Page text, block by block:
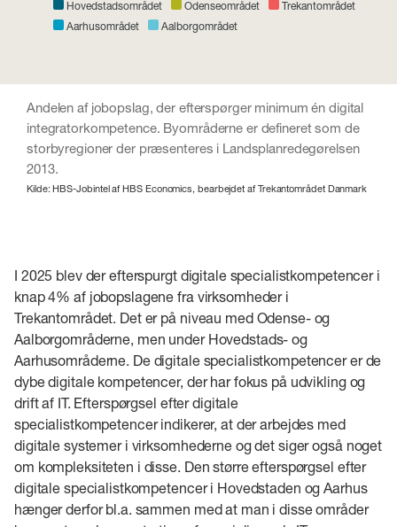
Hovedstadsområdet Odenseområdet
Trekantområdet
Aarhusområdet
Aalborgområdet
Andelen af jobopslag, der efterspørger minimum én digital
integratorkompetence. Byområderne er defineret som de
storbyregioner der præsenteres i Landsplanredegørelsen
2013.
Kilde: HBS-Jobintel af HBS Economics, bearbejdet af Trekantområdet Danmark
I 2025 blev der efterspurgt digitale specialistkompetencer i
knap 4% af jobopslagene fra virksomheder i
Trekantområdet. Det er på niveau med Odense- og
Aalborgområderne, men under Hovedstads- og
Aarhusområderne. De digitale specialistkompetencer er de
dybe digitale kompetencer, der har fokus på udvikling og
drift af IT. Efterspørgsel efter digitale
specialistkompetencer indikerer, at der arbejdes med
digitale systemer i virksomhederne og det siger også noget
om kompleksiteten i disse. Den større efterspørgsel efter
digitale specialistkompetencer i Hovedstaden og Aarhus
hænger derfor bl.a. sammen med at man i disse områder